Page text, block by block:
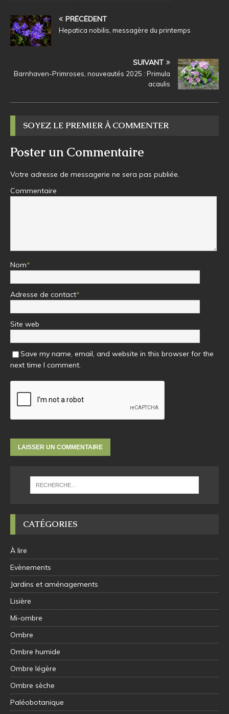
PRÉCÉDENT
Hepatica nobilis, messagère du printemps
SUIVANT
Barnhaven-Primroses, nouveautés 2025 : Primula
acaulis
SOYEZ LE PREMIER À COMMENTER
Poster un Commentaire
Votre adresse de messagerie ne sera pas publiée.
Commentaire
Nom*
Adresse de contact*
Site web
Save my name, email, and website in this browser for the
next time I comment.
CATÉGORIES
À lire
Evènements
Jardins et aménagements
Lisière
Mi-ombre
Ombre
Ombre humide
Ombre légère
Ombre sèche
Paléobotanique